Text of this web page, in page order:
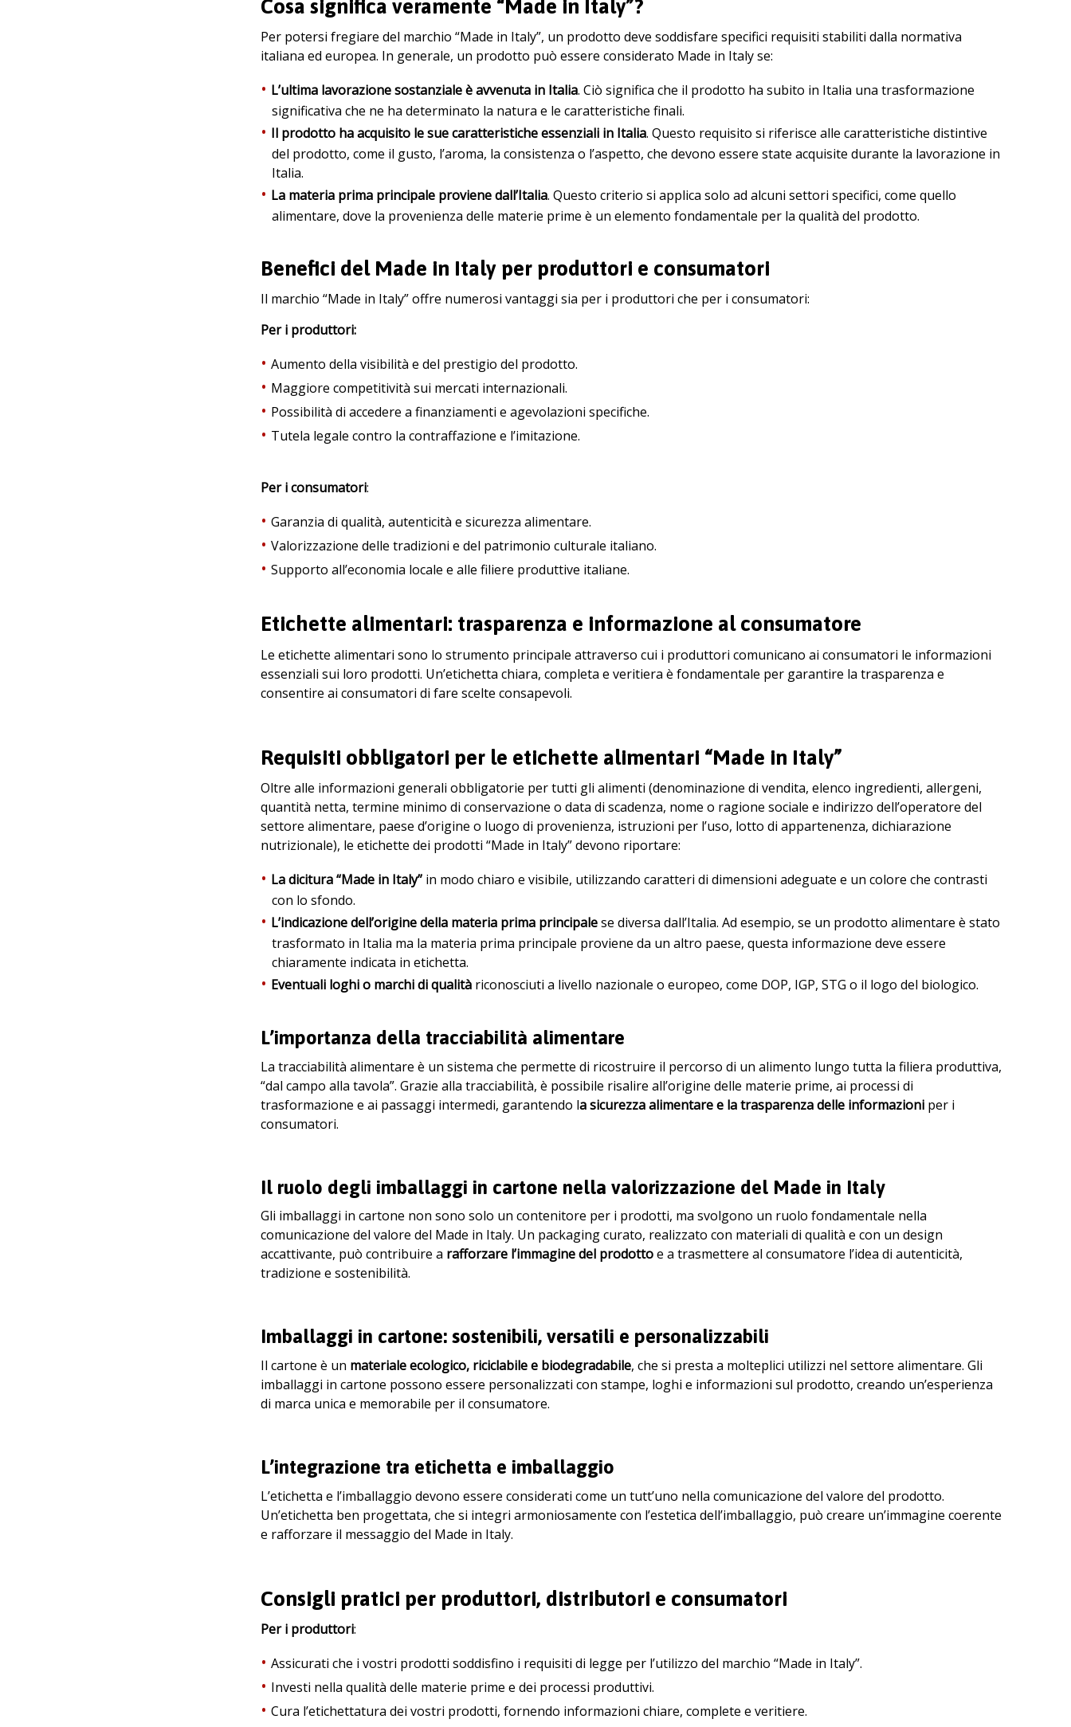
Cosa significa veramente “Made in Italy”?
Per potersi fregiare del marchio “Made in Italy”, un prodotto deve soddisfare specifici requisiti stabiliti dalla normativa
italiana ed europea. In generale, un prodotto può essere considerato Made in Italy se:
L’ultima lavorazione sostanziale è avvenuta in Italia. Ciò significa che il prodotto ha subito in Italia una trasformazione
significativa che ne ha determinato la natura e le caratteristiche finali.
Il prodotto ha acquisito le sue caratteristiche essenziali in Italia. Questo requisito si riferisce alle caratteristiche distintive
del prodotto, come il gusto, l’aroma, la consistenza o l’aspetto, che devono essere state acquisite durante la lavorazione in
Italia.
La materia prima principale proviene dall’Italia. Questo criterio si applica solo ad alcuni settori specifici, come quello
alimentare, dove la provenienza delle materie prime è un elemento fondamentale per la qualità del prodotto.
Benefici del Made in Italy per produttori e consumatori
Il marchio “Made in Italy” offre numerosi vantaggi sia per i produttori che per i consumatori:
Per i produttori:
Aumento della visibilità e del prestigio del prodotto.
Maggiore competitività sui mercati internazionali.
Possibilità di accedere a finanziamenti e agevolazioni specifiche.
Tutela legale contro la contraffazione e l’imitazione.
Per i consumatori:
Garanzia di qualità, autenticità e sicurezza alimentare.
Valorizzazione delle tradizioni e del patrimonio culturale italiano.
Supporto all’economia locale e alle filiere produttive italiane.
Etichette alimentari: trasparenza e informazione al consumatore
Le etichette alimentari sono lo strumento principale attraverso cui i produttori comunicano ai consumatori le informazioni
essenziali sui loro prodotti. Un’etichetta chiara, completa e veritiera è fondamentale per garantire la trasparenza e
consentire ai consumatori di fare scelte consapevoli.
Requisiti obbligatori per le etichette alimentari “Made in Italy”
Oltre alle informazioni generali obbligatorie per tutti gli alimenti (denominazione di vendita, elenco ingredienti, allergeni,
quantità netta, termine minimo di conservazione o data di scadenza, nome o ragione sociale e indirizzo dell’operatore del
settore alimentare, paese d’origine o luogo di provenienza, istruzioni per l’uso, lotto di appartenenza, dichiarazione
nutrizionale), le etichette dei prodotti “Made in Italy” devono riportare:
La dicitura “Made in Italy” in modo chiaro e visibile, utilizzando caratteri di dimensioni adeguate e un colore che contrasti
con lo sfondo.
L’indicazione dell’origine della materia prima principalese diversa dall’Italia. Ad esempio, se un prodotto alimentare è stato
trasformato in Italia ma la materia prima principale proviene da un altro paese, questa informazione deve essere
chiaramente indicata in etichetta.
Eventuali loghi o marchi di qualità riconosciuti a livello nazionale o europeo, come DOP, IGP, STG o il logo del biologico.
L’importanza della tracciabilità alimentare
La tracciabilità alimentare è un sistema che permette di ricostruire il percorso di un alimento lungo tutta la filiera produttiva,
“dal campo alla tavola”. Grazie alla tracciabilità, è possibile risalire all’origine delle materie prime, ai processi di
trasformazione e ai passaggi intermedi, garantendo la sicurezza alimentare e la trasparenza delle informazioni per i
consumatori.
Il ruolo degli imballaggi in cartone nella valorizzazione del Made in Italy
Gli imballaggi in cartone non sono solo un contenitore per i prodotti, ma svolgono un ruolo fondamentale nella
comunicazione del valore del Made in Italy. Un packaging curato, realizzato con materiali di qualità e con un design
accattivante, può contribuire a rafforzare l’immagine del prodottoe a trasmettere al consumatore l’idea di autenticità,
tradizione e sostenibilità.
Imballaggi in cartone: sostenibili, versatili e personalizzabili
Il cartone è un materiale ecologico, riciclabile e biodegradabile, che si presta a molteplici utilizzi nel settore alimentare. Gli
imballaggi in cartone possono essere personalizzati con stampe, loghi e informazioni sul prodotto, creando un’esperienza
di marca unica e memorabile per il consumatore.
L’integrazione tra etichetta e imballaggio
L’etichetta e l’imballaggio devono essere considerati come un tutt’uno nella comunicazione del valore del prodotto.
Un’etichetta ben progettata, che si integri armoniosamente con l’estetica dell’imballaggio, può creare un’immagine coerente
e rafforzare il messaggio del Made in Italy.
Consigli pratici per produttori, distributori e consumatori
Per i produttori:
Assicurati che i vostri prodotti soddisfino i requisiti di legge per l’utilizzo del marchio “Made in Italy”.
Investi nella qualità delle materie prime e dei processi produttivi.
Cura l’etichettatura dei vostri prodotti, fornendo informazioni chiare, complete e veritiere.